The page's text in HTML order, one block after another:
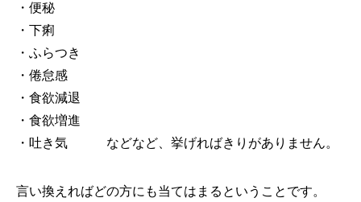
・便秘
・下痢
・ふらつき
・倦怠感
・食欲減退
・食欲増進
・吐き気 などなど、挙げればきりがありません。
言い換えればどの方にも当てはまるということです。